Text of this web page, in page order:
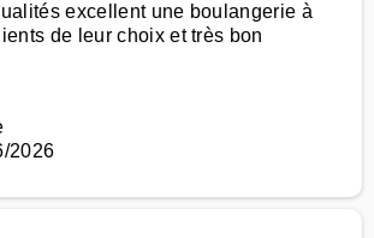
excellent une boulangerie à
de leur choix et très bon
2026